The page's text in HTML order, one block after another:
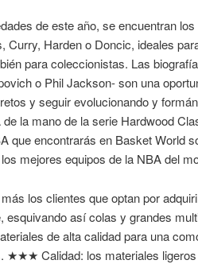
de este año, se encuentran
Curry, Harden o Doncic, ideales
para coleccionistas. Las
o Phil Jackson- son una
y seguir evolucionando y
la mano de la serie Hardwood
que encontrarás en Basket World
mejores equipos de la NBA del
los clientes que optan por
esquivando así colas y grandes
de alta calidad para una
★★★ Calidad: los materiales